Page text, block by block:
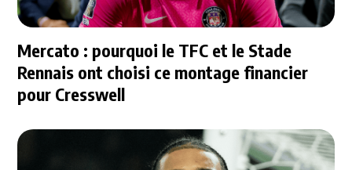
Mercato : pourquoi le TFC et le Stade
Rennais ont choisi ce montage financier
pour Cresswell